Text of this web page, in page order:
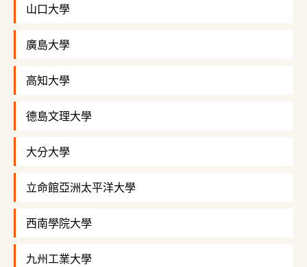
山口大學
廣島大學
高知大學
德島文理大學
大分大學
立命館亞洲太平洋大學
西南學院大學
九州工業大學